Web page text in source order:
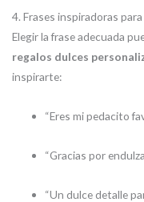
4. Frases inspiradoras
Elegir la frase adecuada
regalos dulces
inspirarte:
“Eres mi pedacito
“Gracias por
“Un dulce detalle